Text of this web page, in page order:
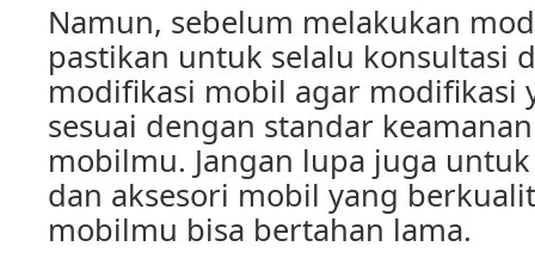
Namun, sebelum melakukan
pastikan untuk selalu konsultasi
modifikasi mobil agar modifikasi
sesuai dengan standar
mobilmu. Jangan lupa juga
dan aksesori mobil yang
mobilmu bisa bertahan lama.